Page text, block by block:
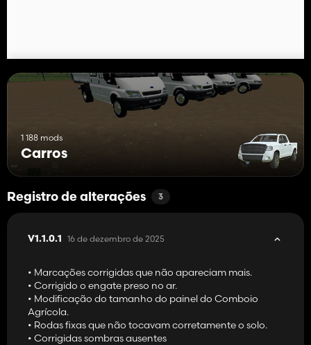
1 188 mods
Carros
Registro de alterações 3
V1.1.0.1 16 de dezembro de 2025
• Marcações corrigidas que não apareciam mais.
• Corrigido o engate preso no ar.
• Modificação do tamanho do painel do Comboio
Agrícola.
• Rodas fixas que não tocavam corretamente o solo.
• Corrigidas sombras ausentes